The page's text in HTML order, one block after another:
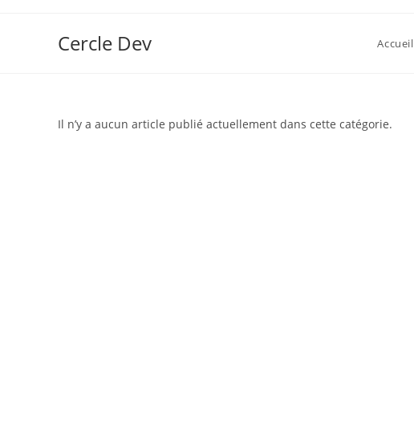
Cercle Dev Accueil
Il n’y a aucun article publié actuellement dans cette catégorie.